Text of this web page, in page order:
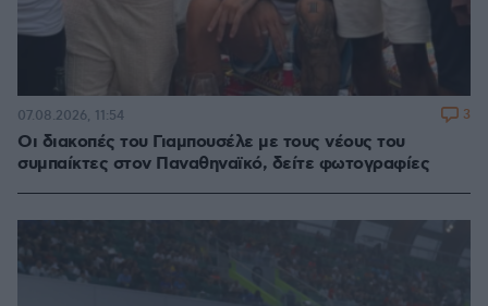
Οι διακοπές του Γιαμπουσέλε με τους νέους του
συμπαίκτες στον Παναθηναϊκό, δείτε φωτογραφίες
07.08.2026, 11:54 3